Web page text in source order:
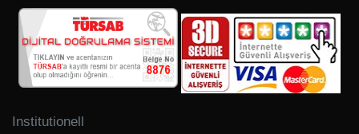
Institutionell